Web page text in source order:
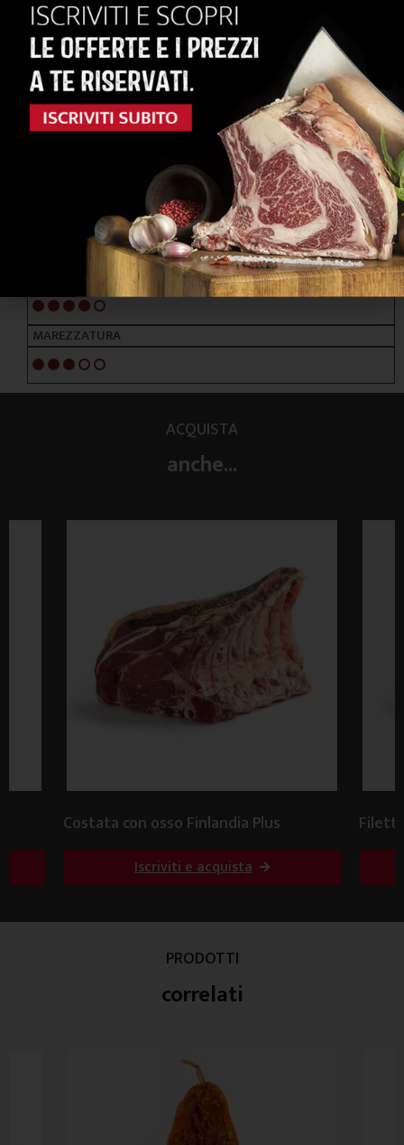
RAZZE PRINCIPALI
FRISONA - BRUNA ALPINA
ALIMENTAZIONE
NOTE ORGANOLETTICHE
Deciso e succulento
4/5
MAREZZATURA
3/5
ACQUISTA
anche...
Costata con osso Finlandia Plus
Iscriviti e acquista
PRODOTTI
correlati